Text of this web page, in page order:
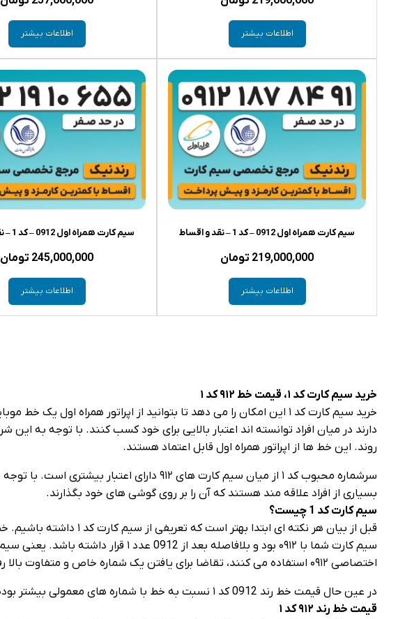
اطلاعات بیشتر اطلاعات بیشتر
سیم کارت همراه اول 0912 – کد 1 – نقد و اقساط
219,000,000 تومان
اطلاعات بیشتر
سیم کارت همراه اول 0912 – کد 1 – نقد و اقساط
245,000,000 تومان
اطلاعات بیشتر
خرید سیم کارت کد ۱، قیمت خط ۹۱۲کد ۱
روند. این خط‌ ها از اپراتور همراه اول قابل اعتماد هستند.
بسیاری از افراد علاقه مند هستند که آن را بر روی گوشی‌ های خود بگذارند.
سیم کارت کد 1 چیست؟
اختصاصی ۰۹۱۲ استفاده می‌ کنند، تقاضا برای یافتن یک شماره خاص و متفاوت بالا رفته است.
در عین حال قیمت خط رند 0912 کد ۱ نسبت به خط با شماره‌ های معمولی بیشتر بوده و برای در اختیار داشتن این سیم کارت‌ ها باید هزینه‌ های بیشتری پرداخت کنید.
قیمت خط رند ۹۱۲کد ۱